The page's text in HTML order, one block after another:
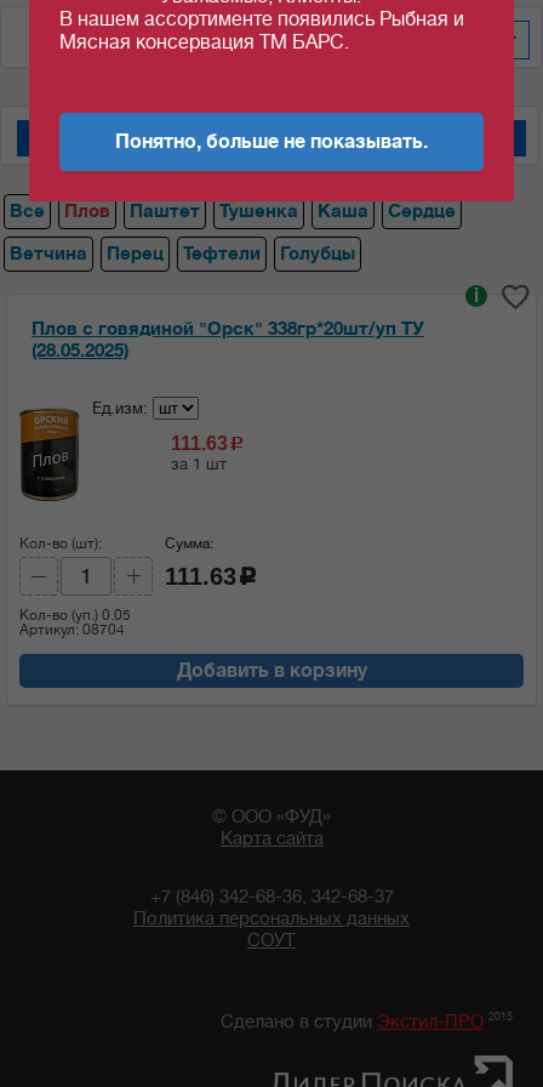
По дате добавления
Мясные консервы "Барс" Мясные консервы "Орский мясокомбинат"
Все Плов Паштет Тушенка Каша
Сердце
Ветчина
Перец Тефтели Голубцы
Плов с говядиной "Орск" 338гр*20шт/уп ТУ
(28.05.2025)
i
Ед.изм:
111.63 c
за 1 шт
Кол-во (шт):
Кол-во (уп.) 0.05
Артикул: 08704
Сумма:
111.63 c
Добавить в корзину
© ООО «ФУД»
Карта сайта
+7 (846) 342-68-36, 342-68-37
Политика персональных данных
СОУТ
Сделано в студии Экстил-ПРО 2015
В нашем ассортименте появились Рыбная и
Мясная консервация ТМ БАРС.
Понятно, больше не показывать.